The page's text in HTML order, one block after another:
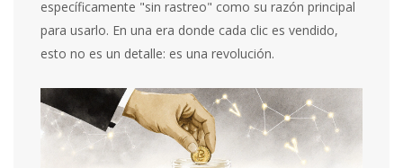
específicamente "sin rastreo" como su razón principal
para usarlo. En una era donde cada clic es vendido,
esto no es un detalle: es una revolución.